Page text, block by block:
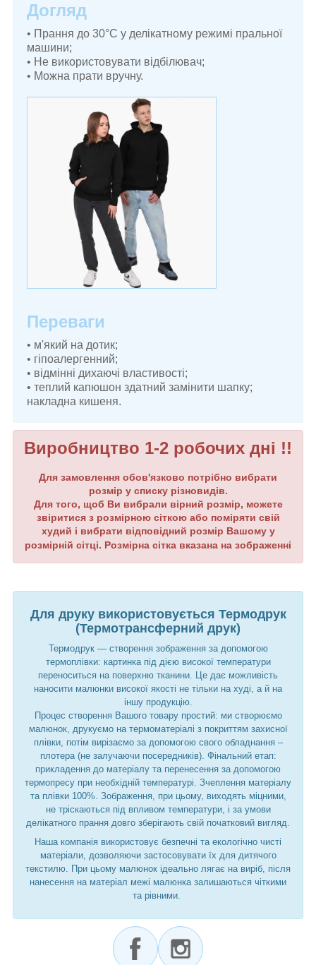
Догляд
• Прання до 30°C у делікатному режимі пральної
машини;
• Не використовувати відбілювач;
• Можна прати вручну.
Переваги
• м'який на дотик;
• гіпоалергенний;
• відмінні дихаючі властивості;
• теплий капюшон здатний замінити шапку;
накладна кишеня.
Виробництво 1-2 робочих дні !!
Для замовлення обов'язково потрібно вибрати
розмір у списку різновидів.
Для того, щоб Ви вибрали вірний розмір, можете
звіритися з розмірною сіткою або поміряти свій
худий і вибрати відповідний розмір Вашому у
розмірній сітці. Розмірна сітка вказана на зображенні
Для друку використовується Термодрук
(Термотрансферний друк)
Термодрук — створення зображення за допомогою
термоплівки: картинка під дією високої температури
переноситься на поверхню тканини. Це дає можливість
наносити малюнки високої якості не тільки на худі, а й на
іншу продукцію.
Процес створення Вашого товару простий: ми створюємо
малюнок, друкуємо на термоматеріалі з покриттям захисної
плівки, потім вирізаємо за допомогою свого обладнання –
плотера (не залучаючи посередників). Фінальний етап:
прикладення до матеріалу та перенесення за допомогою
термопресу при необхідній температурі. Зчеплення матеріалу
та плівки 100%. Зображення, при цьому, виходять міцними,
не тріскаються під впливом температури, і за умови
делікатного прання довго зберігають свій початковий вигляд.
Наша компанія використовує безпечні та екологічно чисті
матеріали, дозволяючи застосовувати їх для дитячого
текстилю. При цьому малюнок ідеально лягає на виріб, після
нанесення на матеріал межі малюнка залишаються чіткими
та рівними.